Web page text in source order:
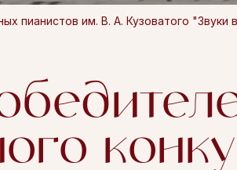
пианистов им. В. А. Кузоватого "Звуки